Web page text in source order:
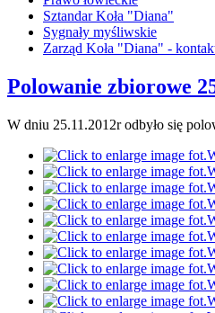
Sztandar Koła "Diana"
Sygnały myśliwskie
Zarząd Koła "Diana" -
Polowanie zbiorowe
W dniu 25.11.2012r odbyło się